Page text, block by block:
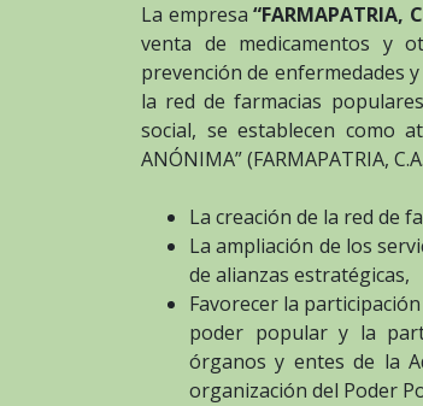
La empresa “FARMAPATRIA,
venta de medicamentos y
prevención de enfermedades
la red de farmacias
social, se establecen como
ANÓNIMA” (FARMAPATRIA,
La creación de la red de
La ampliación de los
de alianzas estratégicas,
Favorecer la
poder popular y la
órganos y entes de la
organización del Poder